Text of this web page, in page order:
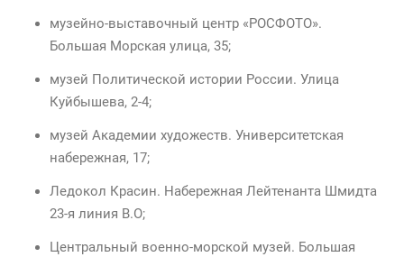
музейно-выставочный центр «РОСФОТО».
Большая Морская улица, 35;
музей Политической истории России. Улица
Куйбышева, 2-4;
музей Академии художеств. Университетская
набережная, 17;
Ледокол Красин. Набережная Лейтенанта Шмидта
23-я линия В.О;
Центральный военно-морской музей. Большая